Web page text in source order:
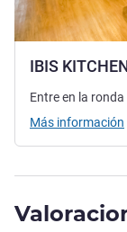
IBIS
Entre en la
Más información